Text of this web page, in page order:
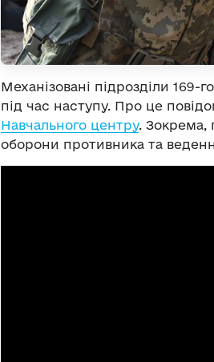
Механізовані підрозділи 169-
під час наступу. Про це
Навчального центру. Зокрема,
оборони противника та